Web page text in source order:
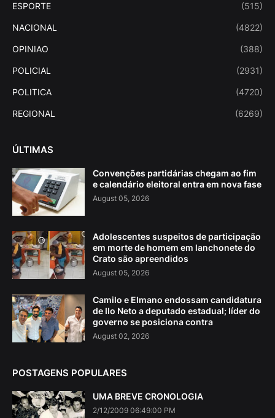
ESPORTE (515)
NACIONAL (4822)
OPINIAO (388)
POLICIAL (2931)
POLITICA (4720)
REGIONAL (6269)
ÚLTIMAS
Convenções partidárias chegam ao fim
e calendário eleitoral entra em nova fase
August 05, 2026
Adolescentes suspeitos de participação
em morte de homem em lanchonete do
Crato são apreendidos
August 05, 2026
Camilo e Elmano endossam candidatura
de Ilo Neto a deputado estadual; líder do
governo se posiciona contra
August 02, 2026
POSTAGENS POPULARES
UMA BREVE CRONOLOGIA
2/12/2009 06:49:00 PM